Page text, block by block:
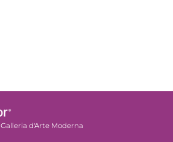
Galleria d'Arte Moderna